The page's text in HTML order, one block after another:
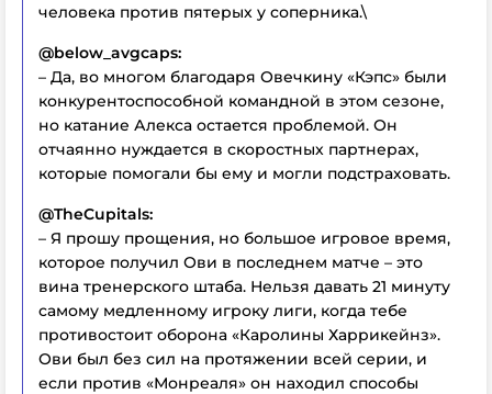
человека против пятерых у соперника.\
@below_avgcaps:
– Да, во многом благодаря Овечкину «Кэпс» были
конкурентоспособной командной в этом сезоне,
но катание Алекса остается проблемой. Он
отчаянно нуждается в скоростных партнерах,
которые помогали бы ему и могли подстраховать.
@TheCupitals:
– Я прошу прощения, но большое игровое время,
которое получил Ови в последнем матче – это
вина тренерского штаба. Нельзя давать 21 минуту
самому медленному игроку лиги, когда тебе
противостоит оборона «Каролины Харрикейнз».
Ови был без сил на протяжении всей серии, и
если против «Монреаля» он находил способы